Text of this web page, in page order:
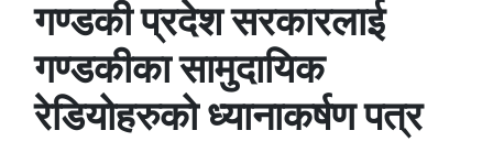
गण्डकी प्रदेश सरकारलाई
गण्डकीका सामुदायिक
रेडियोहरुको ध्यानाकर्षण पत्र